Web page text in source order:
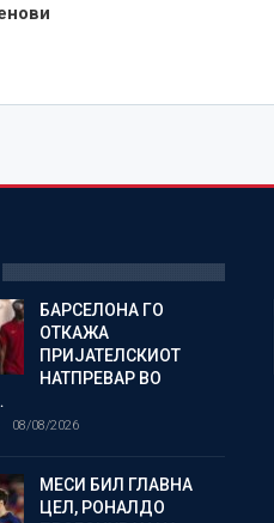
БАРСЕЛОНА ГО
ОТКАЖА
ПРИЈАТЕЛСКИОТ
НАТПРЕВАР ВО
08/08/2026
МЕСИ БИЛ ГЛАВНА
ЦЕЛ, РОНАЛДО